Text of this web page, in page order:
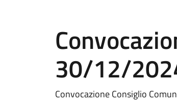
30/12/
Convocazione Consiglio